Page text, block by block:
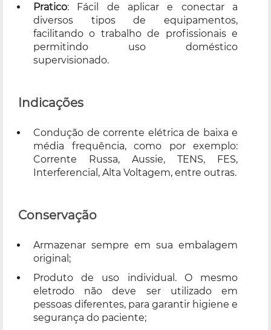
Pratico: Fácil de aplicar e conectar a
diversos tipos de equipamentos,
facilitando o trabalho de profissionais e
permitindo uso doméstico
supervisionado.
Indicações
Condução de corrente elétrica de baixa e
média frequência, como por exemplo:
Corrente Russa, Aussie, TENS, FES,
Interferencial, Alta Voltagem, entre outras.
Conservação
Armazenar sempre em sua embalagem
original;
Produto de uso individual. O mesmo
eletrodo não deve ser utilizado em
pessoas diferentes, para garantir higiene e
segurança do paciente;